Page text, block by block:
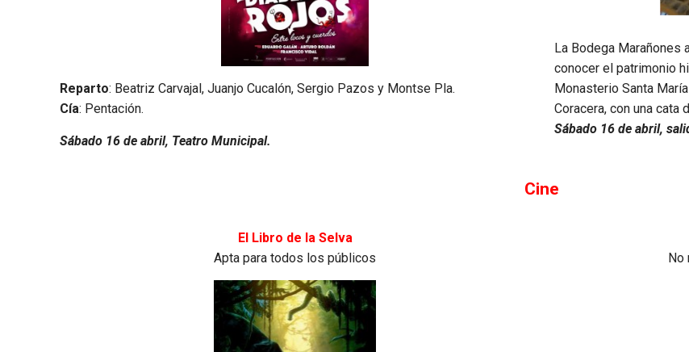
Reparto: Beatriz Carvajal, Juanjo Cucalón, Sergio Pazos y Montse Pla.
Cía: Pentación.
Sábado 16 de abril, Teatro Municipal.
La Bodega Marañones
conocer el patrimonio
Monasterio Santa
Coracera, con una cata
Sábado 16 de abril,
Cine
El Libro de la Selva
Apta para todos los públicos
No